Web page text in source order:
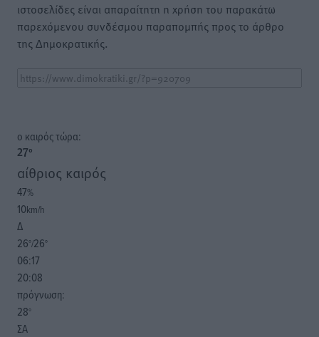
ιστοσελίδες είναι απαραίτητη η χρήση του παρακάτω
παρεχόμενου συνδέσμου παραπομπής προς το άρθρο
της Δημοκρατικής.
o καιρός τώρα:
27°
αίθριος καιρός
47%
10km/h
Δ
26°/26°
06:17
20:08
πρόγνωση:
28°
ΣΑ